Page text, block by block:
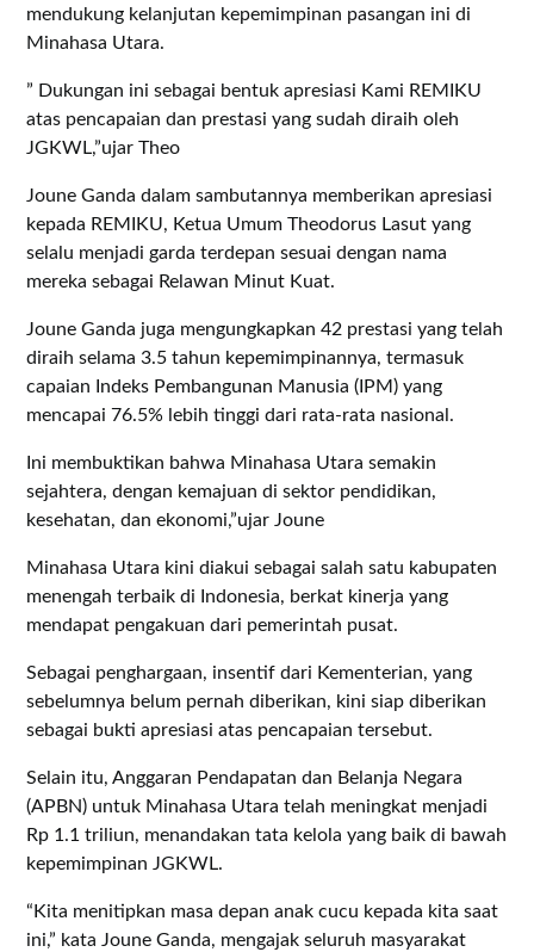
mendukung kelanjutan kepemimpinan pasangan ini di
Minahasa Utara.
” Dukungan ini sebagai bentuk apresiasi Kami REMIKU
atas pencapaian dan prestasi yang sudah diraih oleh
JGKWL,”ujar Theo
Joune Ganda dalam sambutannya memberikan apresiasi
kepada REMIKU, Ketua Umum Theodorus Lasut yang
selalu menjadi garda terdepan sesuai dengan nama
mereka sebagai Relawan Minut Kuat.
Joune Ganda juga mengungkapkan 42 prestasi yang telah
diraih selama 3.5 tahun kepemimpinannya, termasuk
capaian Indeks Pembangunan Manusia (IPM) yang
mencapai 76.5% lebih tinggi dari rata-rata nasional.
Ini membuktikan bahwa Minahasa Utara semakin
sejahtera, dengan kemajuan di sektor pendidikan,
kesehatan, dan ekonomi,”ujar Joune
Minahasa Utara kini diakui sebagai salah satu kabupaten
menengah terbaik di Indonesia, berkat kinerja yang
mendapat pengakuan dari pemerintah pusat.
Sebagai penghargaan, insentif dari Kementerian, yang
sebelumnya belum pernah diberikan, kini siap diberikan
sebagai bukti apresiasi atas pencapaian tersebut.
Selain itu, Anggaran Pendapatan dan Belanja Negara
(APBN) untuk Minahasa Utara telah meningkat menjadi
Rp 1.1 triliun, menandakan tata kelola yang baik di bawah
kepemimpinan JGKWL.
“Kita menitipkan masa depan anak cucu kepada kita saat
ini,” kata Joune Ganda, mengajak seluruh masyarakat